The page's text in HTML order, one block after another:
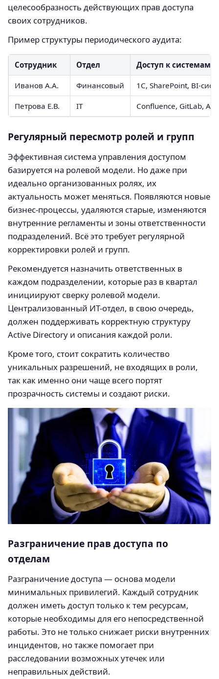
целесообразность действующих прав доступа
своих сотрудников.
Пример структуры периодического аудита:
Сотрудник Отдел Доступ к системам
Иванов А.А. Финансовый 1С, SharePoint, BI-
Петрова Е.В. IT Confluence, GitLab, AD
Регулярный пересмотр ролей и групп
Эффективная система управления доступом
базируется на ролевой модели. Но даже при
идеально организованных ролях, их
актуальность может меняться. Появляются новые
бизнес-процессы, удаляются старые, изменяются
внутренние регламенты и зоны ответственности
подразделений. Всё это требует регулярной
корректировки ролей и групп.
Рекомендуется назначить ответственных в
каждом подразделении, которые раз в квартал
инициируют сверку ролевой модели.
Централизованный ИТ-отдел, в свою очередь,
должен поддерживать корректную структуру
Active Directory и описания каждой роли.
Кроме того, стоит сократить количество
уникальных разрешений, не входящих в роли,
так как именно они чаще всего портят
прозрачность системы и создают риски.
Разграничение прав доступа по
отделам
Разграничение доступа — основа модели
минимальных привилегий. Каждый сотрудник
должен иметь доступ только к тем ресурсам,
которые необходимы для его непосредственной
работы. Это не только снижает риски внутренних
инцидентов, но также помогает при
расследовании возможных утечек или
неправильных действий.